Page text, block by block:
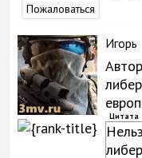
Пожаловаться
Игорь
Цитата